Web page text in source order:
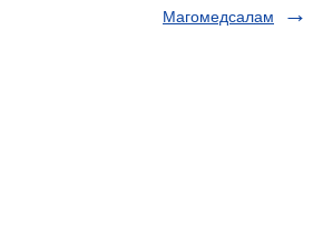
Магомедсалам